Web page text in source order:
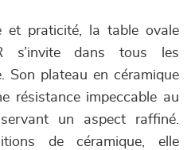
et praticité, la table ovale
s’invite dans tous les
Son plateau en céramique
résistance impeccable au
un aspect raffiné.
de céramique, elle